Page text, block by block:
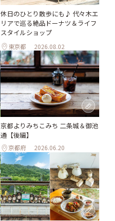
休日のひとり散歩にも♪ 代々木エ
リアで巡る絶品ドーナツ＆ライフ
スタイルショップ
東京都 2026.08.02
京都よりみちこみち 二条城＆御池
通【後編】
京都府 2026.06.20